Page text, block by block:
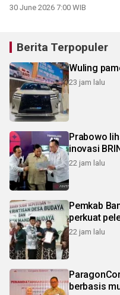
30 June 2026 7:00 WIB
Berita Terpopuler
Wuling
23 jam lalu
Prabowo
inovasi
22 jam lalu
Pemkab
perkuat
22 jam lalu
berbasis